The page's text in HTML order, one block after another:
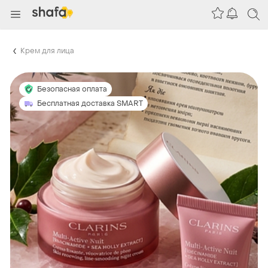
Крем для лица
Безопасная оплата
Бесплатная доставка SMART